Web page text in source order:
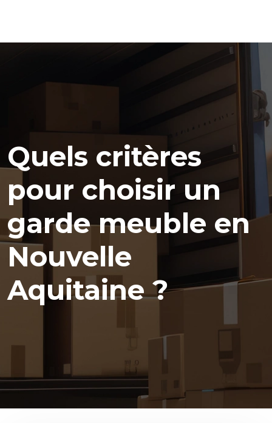
Quels critères
pour choisir un
garde meuble en
Nouvelle
Aquitaine ?